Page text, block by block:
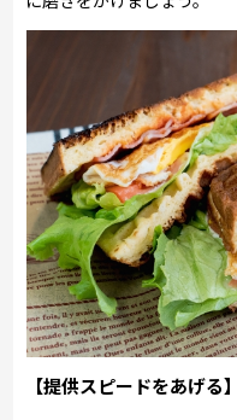
【提供スピードをあげる】